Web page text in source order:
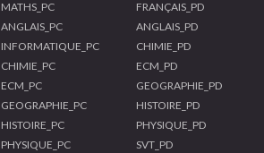
MATHS_PC
ANGLAIS_PC
INFORMATIQUE_PC
CHIMIE_PC
ECM_PC
GEOGRAPHIE_PC
HISTOIRE_PC
PHYSIQUE_PC
FRANÇAIS_PD
ANGLAIS_PD
CHIMIE_PD
ECM_PD
GEOGRAPHIE_PD
HISTOIRE_PD
PHYSIQUE_PD
SVT_PD